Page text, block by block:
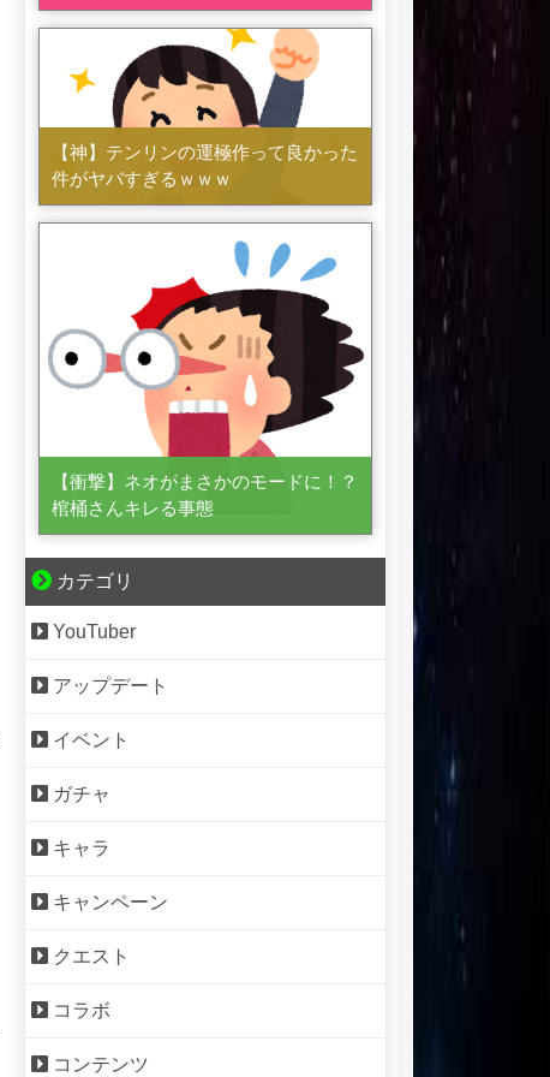
【神】テンリンの運極作って良かった
件がヤバすぎるｗｗｗ
【衝撃】ネオがまさかのモードに！？
棺桶さんキレる事態
カテゴリ
YouTuber
アップデート
イベント
ガチャ
キャラ
キャンペーン
クエスト
コラボ
コンテンツ